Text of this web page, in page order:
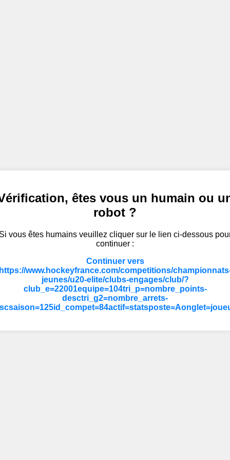
êtes vous un humain ou
robot ?
vous êtes humains veuillez cliquer sur le lien ci-dessous
continuer :
Continuer vers
www.hockeyfrance.com/competitions/
jeunes/u20-elite/clubs-engages/club/?
club_e=22001equipe=104tri_p=nombre_points-
desctri_g2=nombre_arrets-